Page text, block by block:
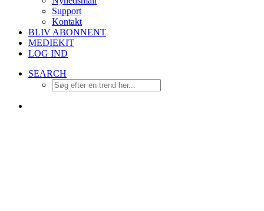
Support
Kontakt
BLIV ABONNENT
MEDIEKIT
LOG IND
SEARCH